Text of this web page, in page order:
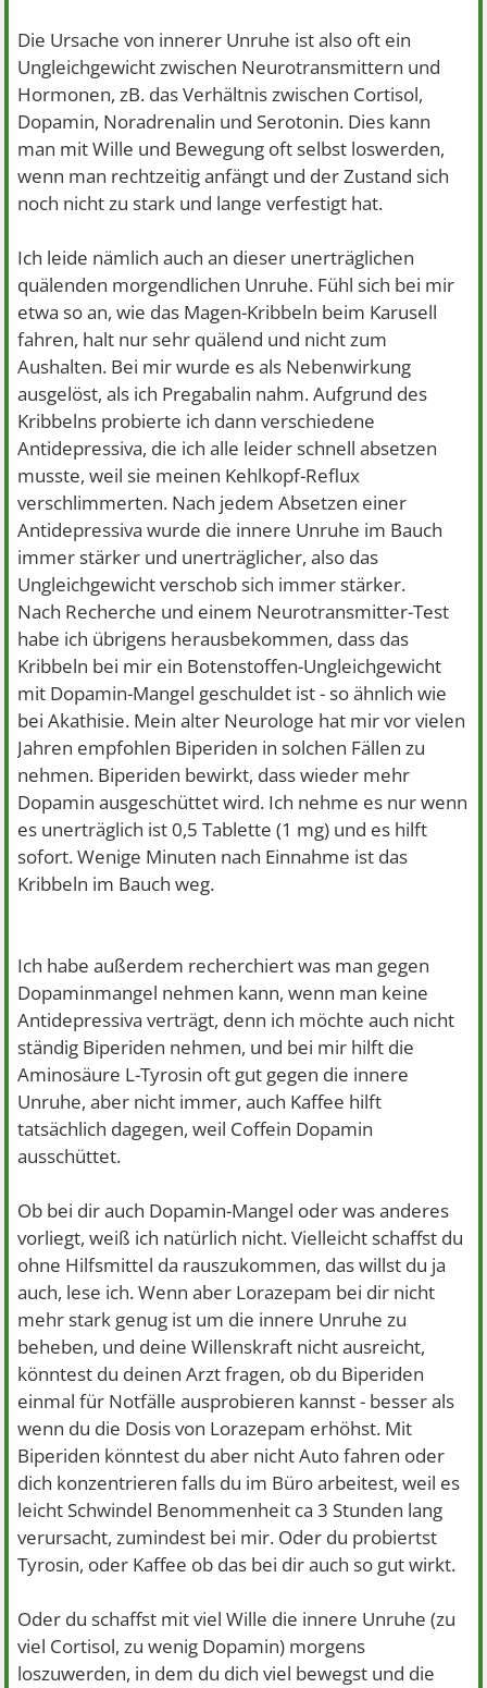
Die Ursache von innerer Unruhe ist also oft ein
Ungleichgewicht zwischen Neurotransmittern und
Hormonen, zB. das Verhältnis zwischen Cortisol,
Dopamin, Noradrenalin und Serotonin. Dies kann
man mit Wille und Bewegung oft selbst loswerden,
wenn man rechtzeitig anfängt und der Zustand sich
noch nicht zu stark und lange verfestigt hat.
Ich leide nämlich auch an dieser unerträglichen
quälenden morgendlichen Unruhe. Fühl sich bei mir
etwa so an, wie das Magen-Kribbeln beim Karusell
fahren, halt nur sehr quälend und nicht zum
Aushalten. Bei mir wurde es als Nebenwirkung
ausgelöst, als ich Pregabalin nahm. Aufgrund des
Kribbelns probierte ich dann verschiedene
Antidepressiva, die ich alle leider schnell absetzen
musste, weil sie meinen Kehlkopf-Reflux
verschlimmerten. Nach jedem Absetzen einer
Antidepressiva wurde die innere Unruhe im Bauch
immer stärker und unerträglicher, also das
Ungleichgewicht verschob sich immer stärker.
Nach Recherche und einem Neurotransmitter-Test
habe ich übrigens herausbekommen, dass das
Kribbeln bei mir ein Botenstoffen-Ungleichgewicht
mit Dopamin-Mangel geschuldet ist - so ähnlich wie
bei Akathisie. Mein alter Neurologe hat mir vor vielen
Jahren empfohlen Biperiden in solchen Fällen zu
nehmen. Biperiden bewirkt, dass wieder mehr
Dopamin ausgeschüttet wird. Ich nehme es nur wenn
es unerträglich ist 0,5 Tablette (1 mg) und es hilft
sofort. Wenige Minuten nach Einnahme ist das
Kribbeln im Bauch weg.
Ich habe außerdem recherchiert was man gegen
Dopaminmangel nehmen kann, wenn man keine
Antidepressiva verträgt, denn ich möchte auch nicht
ständig Biperiden nehmen, und bei mir hilft die
Aminosäure L-Tyrosin oft gut gegen die innere
Unruhe, aber nicht immer, auch Kaffee hilft
tatsächlich dagegen, weil Coffein Dopamin
ausschüttet.
Ob bei dir auch Dopamin-Mangel oder was anderes
vorliegt, weiß ich natürlich nicht. Vielleicht schaffst du
ohne Hilfsmittel da rauszukommen, das willst du ja
auch, lese ich. Wenn aber Lorazepam bei dir nicht
mehr stark genug ist um die innere Unruhe zu
beheben, und deine Willenskraft nicht ausreicht,
könntest du deinen Arzt fragen, ob du Biperiden
einmal für Notfälle ausprobieren kannst - besser als
wenn du die Dosis von Lorazepam erhöhst. Mit
Biperiden könntest du aber nicht Auto fahren oder
dich konzentrieren falls du im Büro arbeitest, weil es
leicht Schwindel Benommenheit ca 3 Stunden lang
verursacht, zumindest bei mir. Oder du probiertst
Tyrosin, oder Kaffee ob das bei dir auch so gut wirkt.
Oder du schaffst mit viel Wille die innere Unruhe (zu
viel Cortisol, zu wenig Dopamin) morgens
loszuwerden, in dem du dich viel bewegst und die